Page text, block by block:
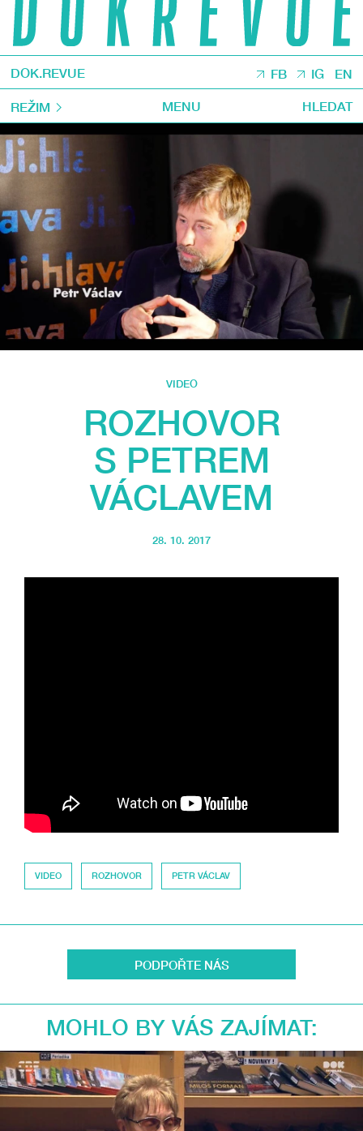
DOK.REVUE FB IG EN
REŽIM MENU HLEDAT
VIDEO
ROZHOVOR
S PETREM
VÁCLAVEM
28. 10. 2017
VIDEO ROZHOVOR PETR VÁCLAV
PODPOŘTE NÁS
MOHLO BY VÁS ZAJÍMAT: